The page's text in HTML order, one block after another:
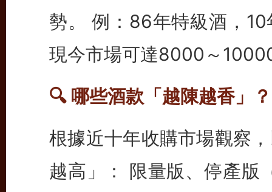
勢。 例：86年特級酒，
現今市場可達8000～
🔍 哪些酒款「越陳越香」？
根據近十年收購市場觀察
越高」： 限量版、停產版